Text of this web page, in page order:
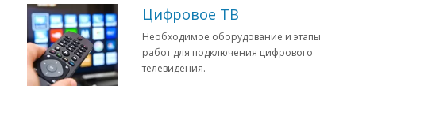
Цифровое ТВ
Необходимое оборудование и этапы
работ для подключения цифрового
телевидения.